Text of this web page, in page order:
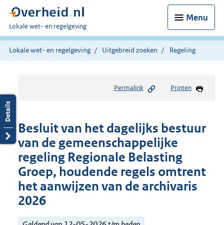
Menu
U
bent
hier:
Lokale wet- en regelgeving
Lokale wet- en regelgeving Uitgebreid zoeken Regeling
Permalink Printen
Besluit van het dagelijks bestuur
van de gemeenschappelijke
regeling Regionale Belasting
Groep, houdende regels omtrent
het aanwijzen van de archivaris
2026